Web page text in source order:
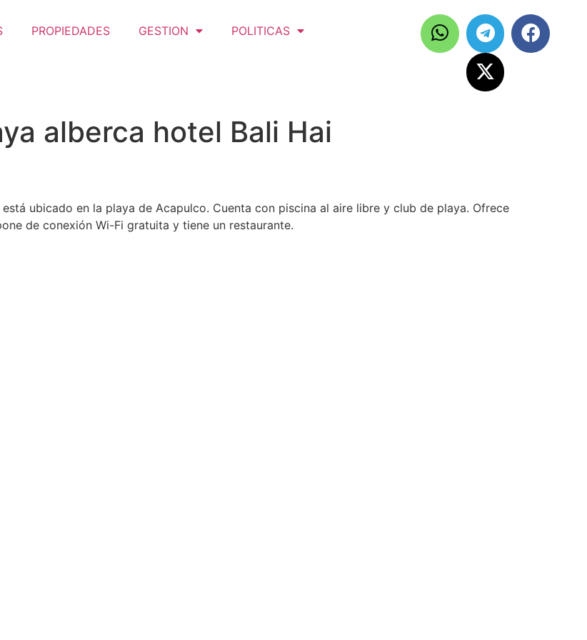
PROPIEDADES GESTION POLITICAS
alberca hotel Bali Hai
ubicado en la playa de Acapulco. Cuenta con piscina al aire libre y club de playa. Ofrece
de conexión Wi-Fi gratuita y tiene un restaurante.